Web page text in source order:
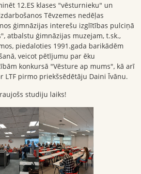
12.ES klases "vēsturnieku" un
Tēvzemes nedēļas
ģimnāzijas interešu izglītības pulciņā
atbalstu ģimnāzijas muzejam, t.sk.,
piedaloties 1991.gada barikādēm
veicot pētījumu par ēku
konkursā "Vēsture ap mums", kā arī
LTF pirmo priekšsēdētāju Daini Īvānu.
studiju laiks!